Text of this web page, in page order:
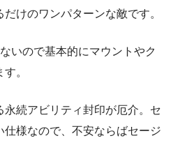
けのワンパターンな敵です。
いので基本的にマウントやク
。
永続アビリティ封印が厄介。セ
様なので、不安ならばセージ